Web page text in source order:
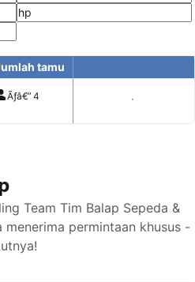
tamu
Ãƒâ€” 4 Tampilkan harga
Team Tim Balap Sepeda &
menerima permintaan khusus -